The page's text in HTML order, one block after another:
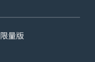
限量版